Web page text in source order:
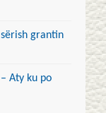
grantin
Aty ku po